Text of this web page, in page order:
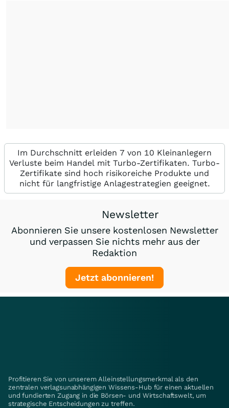
Im Durchschnitt erleiden 7 von 10 Kleinanlegern
Verluste beim Handel mit Turbo-Zertifikaten. Turbo-
Zertifikate sind hoch risikoreiche Produkte und
nicht für langfristige Anlagestrategien geeignet.
Newsletter
Abonnieren Sie unsere kostenlosen Newsletter
und verpassen Sie nichts mehr aus der
Redaktion
Jetzt abonnieren!
Profitieren Sie von unserem Alleinstellungsmerkmal als den
zentralen verlagsunabhängigen Wissens-Hub für einen aktuellen
und fundierten Zugang in die Börsen- und Wirtschaftswelt, um
strategische Entscheidungen zu treffen.